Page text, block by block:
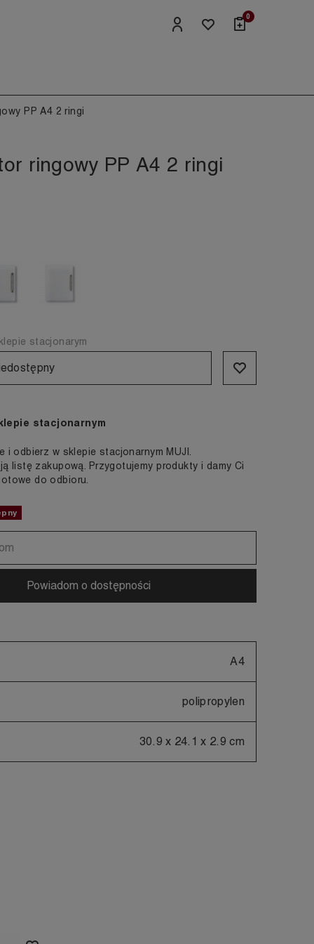
0
PP A4 2 ringi
ringowy PP A4 2 ringi
stacjonarym
stacjonarnym
i odbierz w sklepie stacjonarnym MUJI.
listę zakupową. Przygotujemy produkty i damy Ci
do odbioru.
Powiadom o dostępności
A4
polipropylen
30.9 x 24.1 x 2.9 cm